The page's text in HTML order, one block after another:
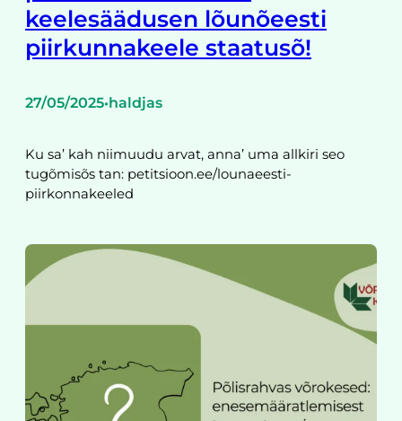
keelesäädusen lõunõeesti
piirkunnakeele staatusõ!
27/05/2025•haldjas
Ku sa’ kah niimuudu arvat, anna’ uma allkiri seo
tugõmisõs tan: petitsioon.ee/lounaeesti-
piirkonnakeeled